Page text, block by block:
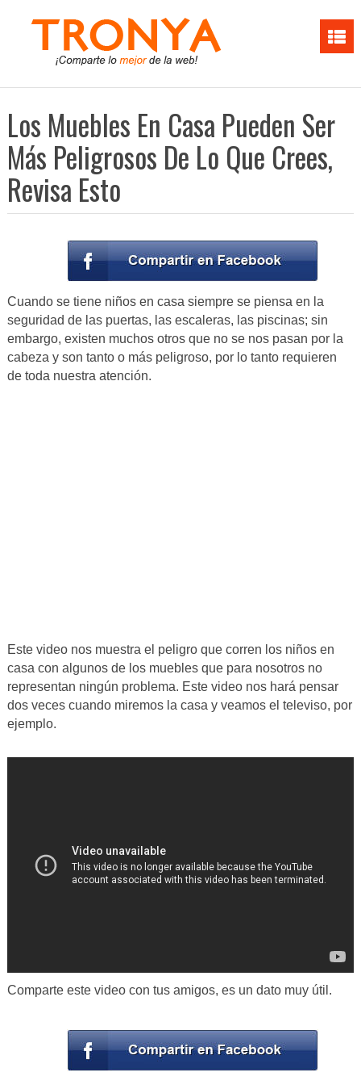
Los Muebles En Casa Pueden Ser
Más Peligrosos De Lo Que Crees,
Revisa Esto
Cuando se tiene niños en casa siempre se piensa en la
seguridad de las puertas, las escaleras, las piscinas; sin
embargo, existen muchos otros que no se nos pasan por la
cabeza y son tanto o más peligroso, por lo tanto requieren
de toda nuestra atención.
Este video nos muestra el peligro que corren los niños en
casa con algunos de los muebles que para nosotros no
representan ningún problema. Este video nos hará pensar
dos veces cuando miremos la casa y veamos el televiso, por
ejemplo.
Comparte este video con tus amigos, es un dato muy útil.